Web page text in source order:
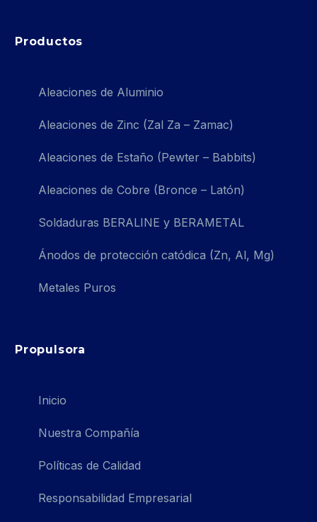
Productos
Aleaciones de Aluminio
Aleaciones de Zinc (Zal Za – Zamac)
Aleaciones de Estaño (Pewter – Babbits)
Aleaciones de Cobre (Bronce – Latón)
Soldaduras BERALINE y BERAMETAL
Ánodos de protección catódica (Zn, Al, Mg)
Metales Puros
Propulsora
Inicio
Nuestra Compañía
Políticas de Calidad
Responsabilidad Empresarial